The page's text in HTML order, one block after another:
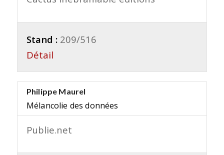
Stand : 209/516
Détail
Philippe Maurel
Mélancolie des données
Publie.net